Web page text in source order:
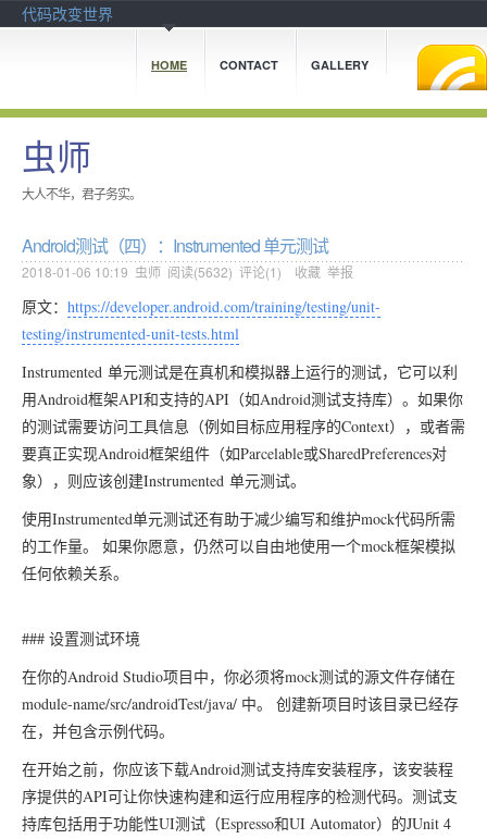
代码改变世界
HOME CONTACT GALLERY
虫师
大人不华，君子务实。
Android测试（四）：Instrumented 单元测试
2018-01-06 10:19 虫师 阅读(5632) 评论(1) 收藏 举报
原文： https://developer.android.com/training/testing/unit-
testing/instrumented-unit-tests.html
Instrumented 单元测试是在真机和模拟器上运行的测试，它可以利
用Android框架API和支持的API（如Android测试支持库）。如果你
的测试需要访问工具信息（例如目标应用程序的Context），或者需
要真正实现Android框架组件（如Parcelable或SharedPreferences对
象），则应该创建Instrumented 单元测试。
使用Instrumented单元测试还有助于减少编写和维护mock代码所需
的工作量。 如果你愿意，仍然可以自由地使用一个mock框架模拟
任何依赖关系。
### 设置测试环境
在你的Android Studio项目中，你必须将mock测试的源文件存储在
module-name/src/androidTest/java/ 中。 创建新项目时该目录已经存
在，并包含示例代码。
在开始之前，你应该下载Android测试支持库安装程序，该安装程
序提供的API可让你快速构建和运行应用程序的检测代码。测试支
持库包括用于功能性UI测试（Espresso和UI Automator）的JUnit 4